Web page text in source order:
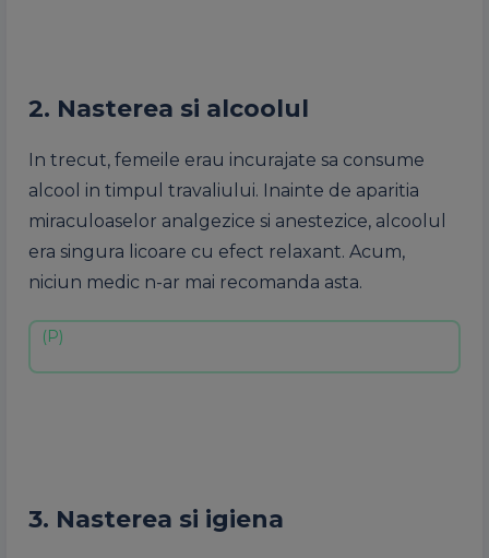
2. Nasterea si alcoolul
In trecut, femeile erau incurajate sa consume
alcool in timpul travaliului. Inainte de aparitia
miraculoaselor analgezice si anestezice, alcoolul
era singura licoare cu efect relaxant. Acum,
niciun medic n-ar mai recomanda asta.
3. Nasterea si igiena